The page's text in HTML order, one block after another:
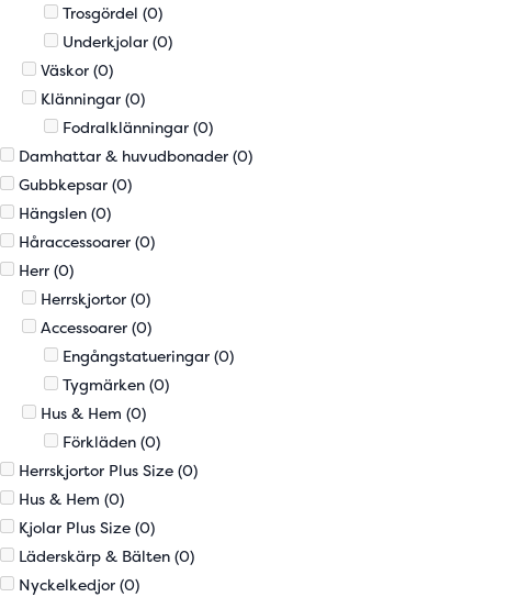
Trosgördel (0)
Underkjolar (0)
Väskor (0)
Klänningar (0)
Fodralklänningar (0)
Damhattar & huvudbonader (0)
Gubbkepsar (0)
Hängslen (0)
Håraccessoarer (0)
Herr (0)
Herrskjortor (0)
Accessoarer (0)
Engångstatueringar (0)
Tygmärken (0)
Hus & Hem (0)
Förkläden (0)
Herrskjortor Plus Size (0)
Hus & Hem (0)
Kjolar Plus Size (0)
Läderskärp & Bälten (0)
Nyckelkedjor (0)